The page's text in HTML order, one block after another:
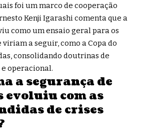
foi um marco de cooperação
Kenji Igarashi comenta que a
como um ensaio geral para os
a seguir, como a Copa do
consolidando doutrinas de
operacional.
a segurança de
com as
de crises